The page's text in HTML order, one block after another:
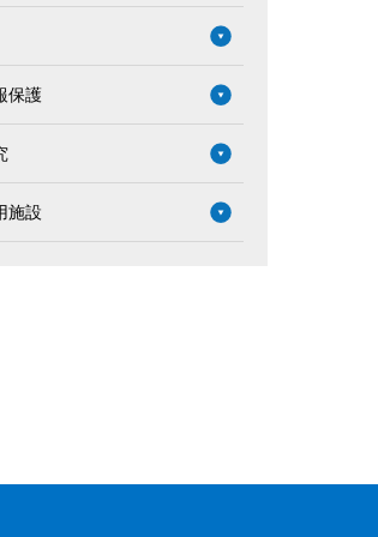
保護
施設